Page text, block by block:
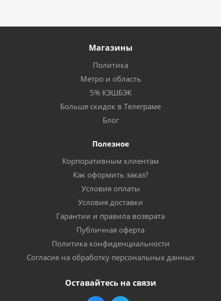
Магазины
Политика
Метро и область
5% КЭШБЭК
Больше скидок в Телеграме
Блог
Полезное
Корпоративным клиентам
Как оформить заказ?
Условия оплаты
Условия доставки
Гарантии и правила возврата
Публичная оферта
Политика конфиденциальности
Согласие на обработку персональных данных
Оставайтесь на связи